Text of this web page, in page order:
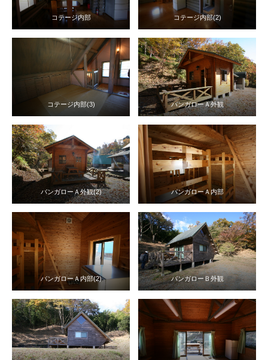
コテージ内部 コテージ内部(2)
コテージ内部(3) バンガローＡ外観
バンガローＡ外観(2) バンガローＡ内部
バンガローＡ内部(2) バンガローＢ外観